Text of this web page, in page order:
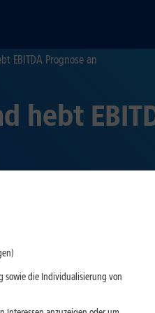
EBITDA Prognose an
hebt
im Vergleich zum 31.
Zahl der Breitband-
der Service-Umsatz um 3,0 %
sowie die Individualisierung von